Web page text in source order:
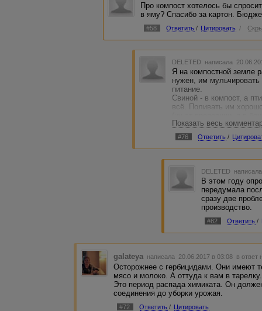
Про компост хотелось бы
в яму? Спасибо за картон.
#58 Ответить / Цитировать /
DELETED написала
Я на компостной земле
нужен, им
питание.
Свиной - в компост, а
всё. Поливать им
перебродить в тепле,
переброда и поливать
Компост не в яме
вкапывать на месте
расточительство.
Лично у меня кучи,
стекло, железо и
- само собой понятно).
соотношение азота и
буквально
поливаю, а просто на
навоз любят, заодно
Показать весь
#76 Ответить /
DELETED
В этом году
передумала
сразу две
производство.
#82 Ответить /
galateya написала 20.06.2017 в 03:08 в ответ
Осторожнее с гербицидами. Они имеют
мясо и молоко. А оттуда к вам в
Это период распада химиката. Он
соединения до уборки урожая.
#72 Ответить / Цитировать